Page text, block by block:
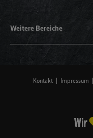
Weitere Bereiche
Kontakt Impressum